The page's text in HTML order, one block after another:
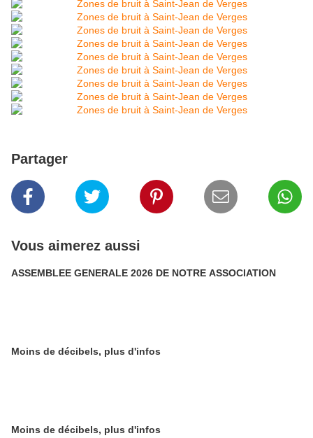
Partager
Vous aimerez aussi
ASSEMBLEE GENERALE 2026 DE NOTRE ASSOCIATION
Moins de décibels, plus d'infos
Moins de décibels, plus d'infos